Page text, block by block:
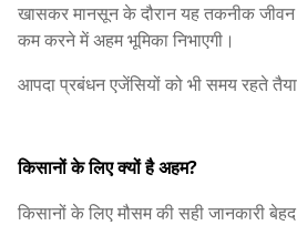
खासकर मानसून के दौरान यह तकनीक
कम करने में अहम भूमिका निभाएगी।
आपदा प्रबंधन एजेंसियों को भी समय रहते
किसानों के लिए क्यों है अहम?
किसानों के लिए मौसम की सही जानकारी